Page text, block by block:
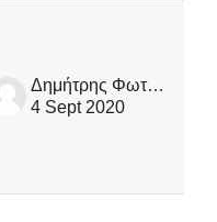
Δημήτρης Φωτάκης
4 Sept 2020